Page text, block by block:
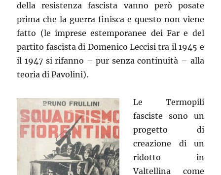
della resistenza fascista vanno però posate
prima che la guerra finisca e questo non viene
fatto (le imprese estemporanee dei Far e del
partito fascista di Domenico Leccisi tra il 1945 e
il 1947 si rifanno – pur senza continuità – alla
teoria di Pavolini).
Le Termopili
fasciste sono un
progetto di
creazione di un
ridotto in
Valtellina come